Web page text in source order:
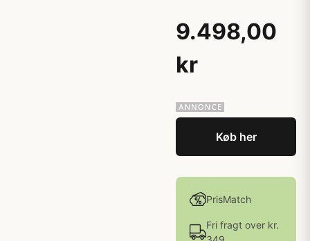
9.498,00
kr
Køb her
PrisMatch
Fri fragt over kr.